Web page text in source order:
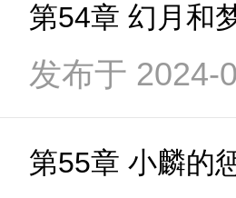
第54章 幻月和
发布于 2024-
第55章 小麟的